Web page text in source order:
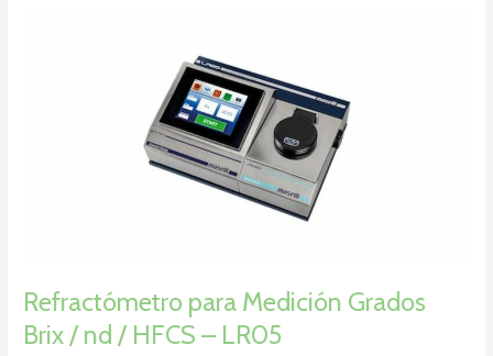
Refractómetro para Medición Grados
Brix / nd / HFCS – LR05